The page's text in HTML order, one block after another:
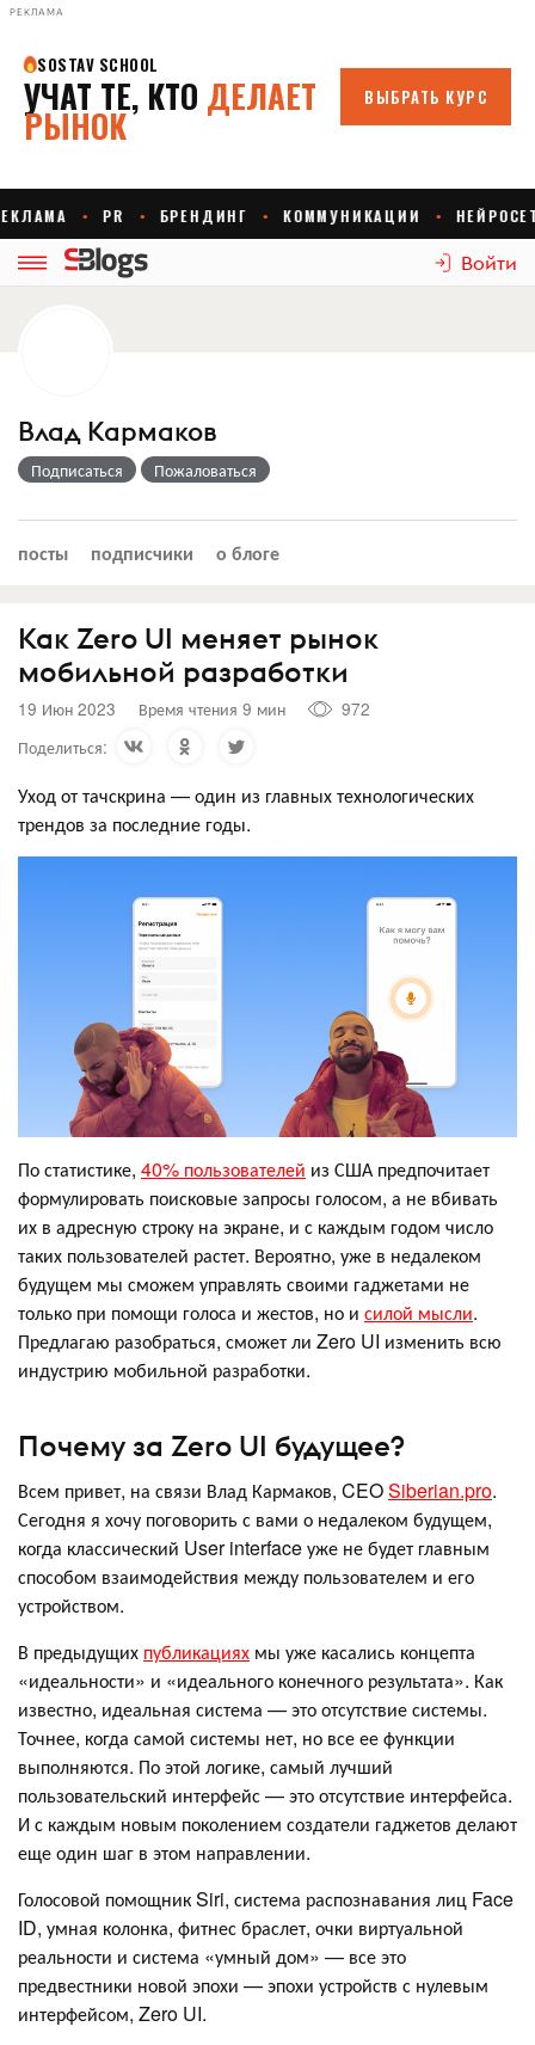
РЕКЛАМА
Войти
Влад Кармаков
Подписаться Пожаловаться
посты подписчики о блоге
Как Zero UI меняет рынок
мобильной разработки
19 Июн 2023 Время чтения 9 мин
972
Поделиться:
Уход от тачскрина — один из главных технологических
трендов за последние годы.
По статистике, 40% пользователей из США предпочитает
формулировать поисковые запросы голосом, а не вбивать
их в адресную строку на экране, и с каждым годом число
таких пользователей растет. Вероятно, уже в недалеком
будущем мы сможем управлять своими гаджетами не
только при помощи голоса и жестов, но и силой мысли.
Предлагаю разобраться, сможет ли Zero UI изменить всю
индустрию мобильной разработки.
Почему за Zero UI будущее?
Всем привет, на связи Влад Кармаков, CEOSiberian.pro.
Сегодня я хочу поговорить с вами о недалеком будущем,
когда классический User interface уже не будет главным
способом взаимодействия между пользователем и его
устройством.
В предыдущих публикациях мы уже касались концепта
«идеальности» и «идеального конечного результата». Как
известно, идеальная система — это отсутствие системы.
Точнее, когда самой системы нет, но все ее функции
выполняются. По этой логике, самый лучший
пользовательский интерфейс — это отсутствие интерфейса.
И с каждым новым поколением создатели гаджетов делают
еще один шаг в этом направлении.
Голосовой помощник Siri, система распознавания лиц Face
ID, умная колонка, фитнес браслет, очки виртуальной
реальности и система «умный дом» — все это
предвестники новой эпохи — эпохи устройств с нулевым
интерфейсом, Zero UI.